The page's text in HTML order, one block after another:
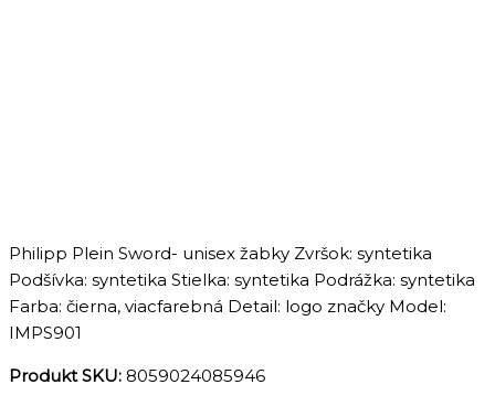
Philipp Plein Sword- unisex žabky Zvršok: syntetika
Podšívka: syntetika Stielka: syntetika Podrážka: syntetika
Farba: čierna, viacfarebná Detail: logo značky Model:
IMPS901
Produkt SKU: 8059024085946